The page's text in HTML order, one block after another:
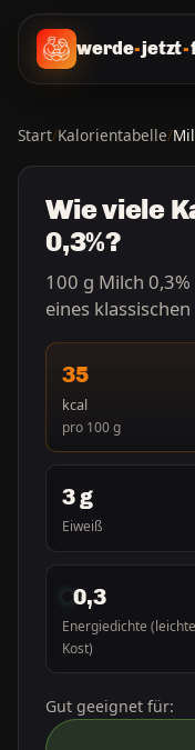
werde-jetzt-
Start/Kalorientabelle/
Wie viele
0,3%?
100 g Milch
eines
35
kcal
pro 100 g
3 g
Eiweiß
0,3
Energiedichte (leichte
Kost)
Gut geeignet für: